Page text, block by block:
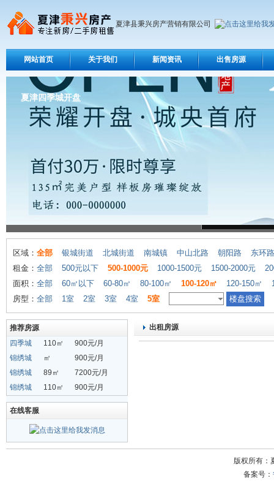
夏津县秉兴房产营销有限公司
网站首页 关于我们 新闻资讯 出售房源
夏津四季城开盘
区域： 全部 银城街道 北城街道 南城镇 中山北路 朝阳路
东环路
租金： 全部 500元以下 500-1000元 1000-1500元 1500-2000元
面积： 全部 60㎡以下 60-80㎡ 80-100㎡ 100-120㎡ 120-150㎡
房型： 全部 1室 2室 3室 4室 5室
推荐房源
四季城
110㎡
900元/月
锦绣城
㎡
900元/月
锦绣城
89㎡
7200元/月
锦绣城
110㎡ 900元/月
在线客服
出租房源
版权所有：
备案号：